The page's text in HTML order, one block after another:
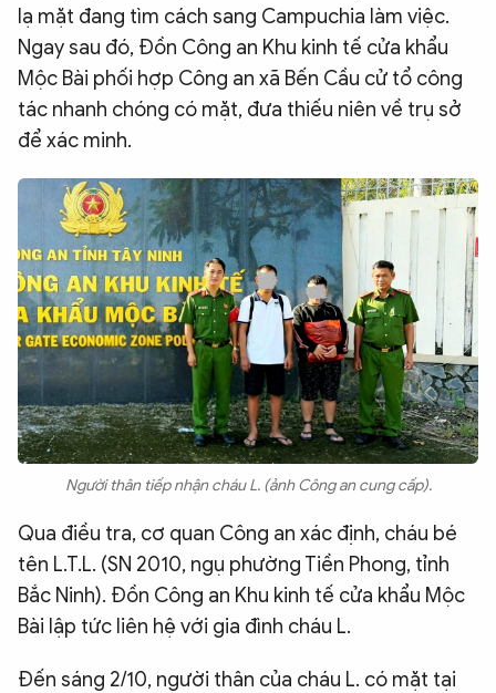
BẠN ĐỌC & CAND
ĐA PHƯƠNG TIỆN
eMagazine
Infographic
Chuyên trangAn ninh thế giớiVăn nghệ Công an
Chuyên đề
lạ mặt đang tìm cách sang Campuchia làm việc.
Ngay sau đó, Đồn Công an Khu kinh tế cửa khẩu
Mộc Bài phối hợp Công an xã Bến Cầu cử tổ công
tác nhanh chóng có mặt, đưa thiếu niên về trụ sở
để xác minh.
Người thân tiếp nhận cháu L. (ảnh Công an cung cấp).
Qua điều tra, cơ quan Công an xác định, cháu bé
tên L.T.L. (SN 2010, ngụ phường Tiền Phong, tỉnh
Bắc Ninh). Đồn Công an Khu kinh tế cửa khẩu Mộc
Bài lập tức liên hệ với gia đình cháu L.
Đến sáng 2/10, người thân của cháu L. có mặt tại